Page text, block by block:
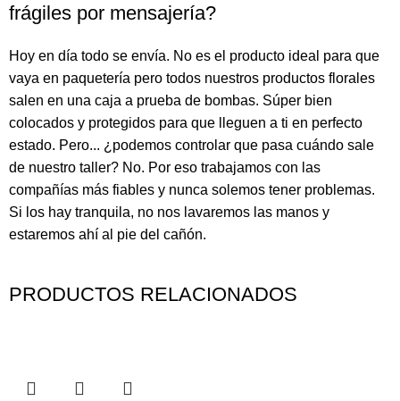
frágiles por mensajería?
Hoy en día todo se envía. No es el producto ideal para que
vaya en paquetería pero todos nuestros productos florales
salen en una caja a prueba de bombas. Súper bien
colocados y protegidos para que lleguen a ti en perfecto
estado. Pero... ¿podemos controlar que pasa cuándo sale
de nuestro taller? No. Por eso trabajamos con las
compañías más fiables y nunca solemos tener problemas.
Si los hay tranquila, no nos lavaremos las manos y
estaremos ahí al pie del cañón.
PRODUCTOS RELACIONADOS